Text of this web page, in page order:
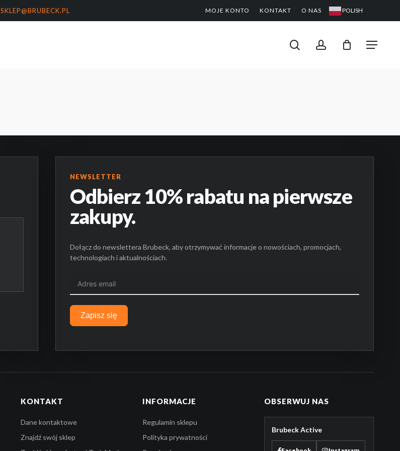
SKLEP@BRUBECK.PL MOJE KONTO KONTAKT O NAS POLISH
Menu
searchaccount
Koszyk CLOSE
BRAK PRODUKTÓW W KOSZYKU.
NEWSLETTER
Odbierz 10% rabatu na pierwsze
zakupy.
Dołącz do newslettera Brubeck, aby otrzymywać informacje o nowościach, promocjach,
technologiach i aktualnościach.
Zapisz się
KONTAKT
Dane kontaktowe
Znajdź swój sklep
INFORMACJE
Regulamin sklepu
Polityka prywatności
OBSERWUJ NAS
Brubeck Active